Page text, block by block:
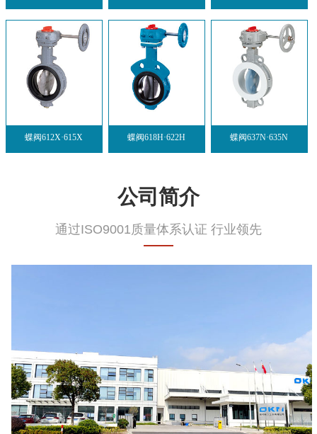
蝶阀612X·615X 蝶阀618H·622H 蝶阀637N·635N
公司简介
通过ISO9001质量体系认证 行业领先